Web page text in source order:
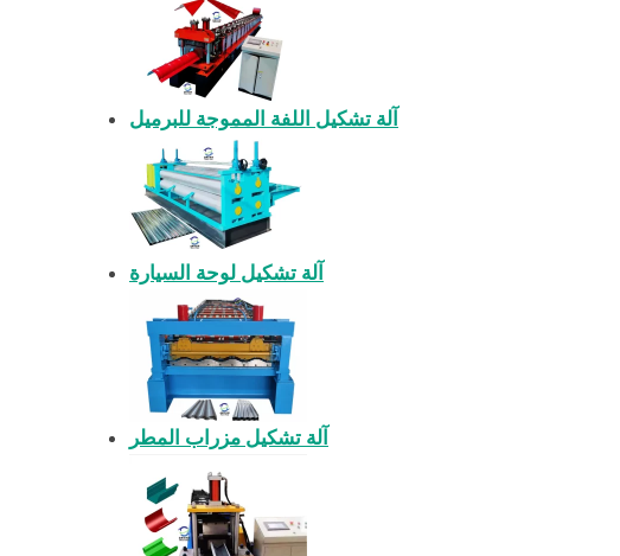
آلة تشكيل اللفة المموجة للبرميل
آلة تشكيل لوحة السيارة
آلة تشكيل مزراب المطر